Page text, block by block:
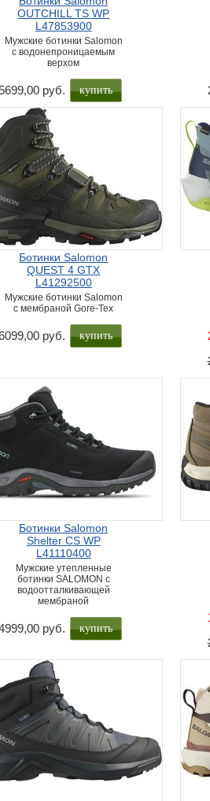
OUTCHILL TS WP
L47853900
Мужские ботинки Salomon
с водонепроницаемым
верхом
руб. купить
Ботинки Salomon
QUEST 4 GTX
L41292500
Мужские ботинки Salomon
с мембраной Gore-Tex
руб. купить
Ботинки Salomon
Shelter CS WP
L41110400
Мужские утепленные
ботинки SALOMON с
водоотталкивающей
мембраной
руб. купить